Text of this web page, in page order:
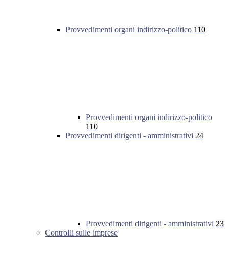
Provvedimenti organi indirizzo-politico 110
Provvedimenti organi indirizzo-politico
110
Provvedimenti dirigenti - amministrativi 24
Provvedimenti dirigenti - amministrativi 23
Controlli sulle imprese